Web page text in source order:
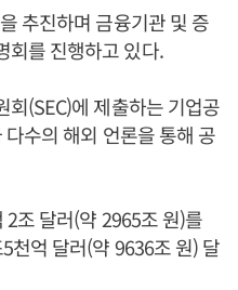
추진하며 금융기관 및 증
회를 진행하고 있다.
(SEC)에 제출하는 기업공
수의 해외 언론을 통해 공
조 달러(약 2965조 원)를
천억 달러(약 9636조 원) 달